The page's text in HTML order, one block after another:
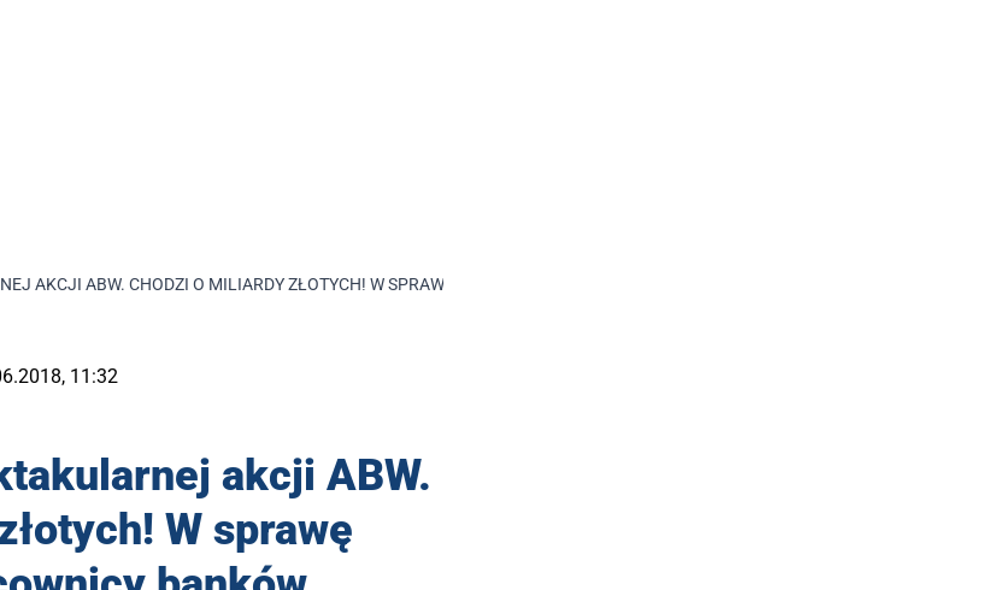
AKCJI ABW. CHODZI O MILIARDY ZŁOTYCH! W SPRAWĘ ZAMIESZANI PRACOWNICY BANKÓW
11:32
akcji ABW.
W sprawę